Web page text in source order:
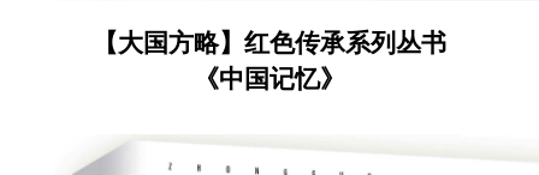
【大国方略】红色传承系列丛书
《中国记忆》